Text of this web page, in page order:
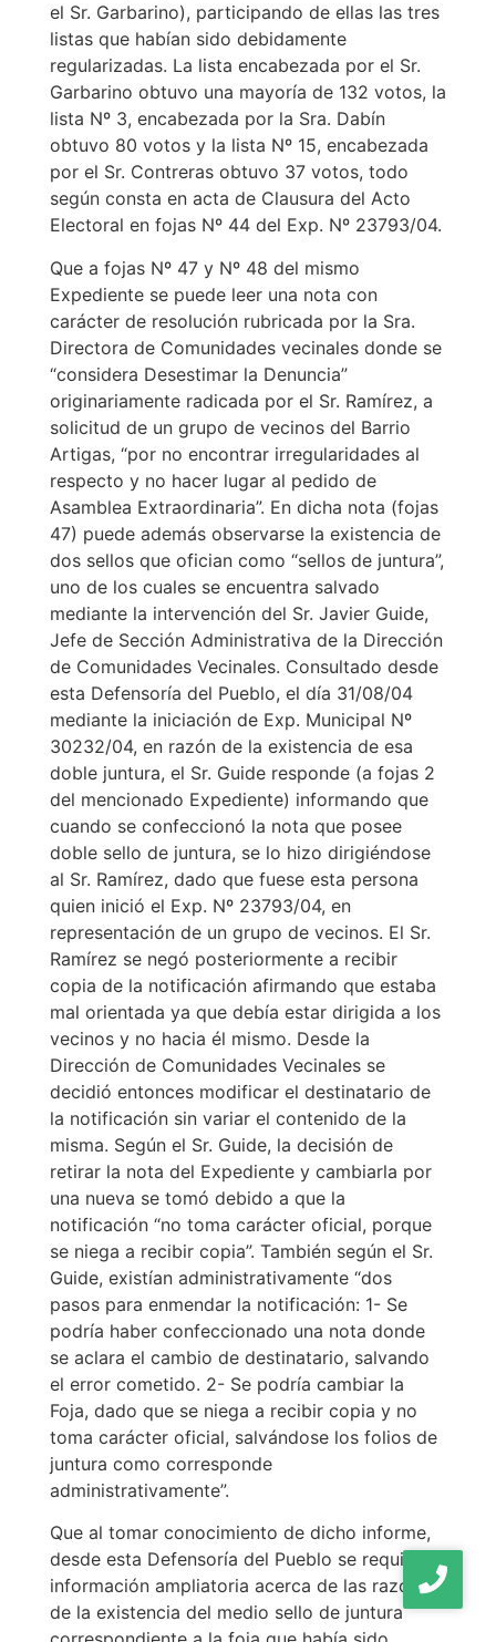
el Sr. Garbarino), participando de ellas las tres
listas que habían sido debidamente
regularizadas. La lista encabezada por el Sr.
Garbarino obtuvo una mayoría de 132 votos, la
lista Nº 3, encabezada por la Sra. Dabín
obtuvo 80 votos y la lista Nº 15, encabezada
por el Sr. Contreras obtuvo 37 votos, todo
según consta en acta de Clausura del Acto
Electoral en fojas Nº 44 del Exp. Nº 23793/04.
Que a fojas Nº 47 y Nº 48 del mismo
Expediente se puede leer una nota con
carácter de resolución rubricada por la Sra.
Directora de Comunidades vecinales donde se
“considera Desestimar la Denuncia”
originariamente radicada por el Sr. Ramírez, a
solicitud de un grupo de vecinos del Barrio
Artigas, “por no encontrar irregularidades al
respecto y no hacer lugar al pedido de
Asamblea Extraordinaria”. En dicha nota (fojas
47) puede además observarse la existencia de
dos sellos que ofician como “sellos de juntura”,
uno de los cuales se encuentra salvado
mediante la intervención del Sr. Javier Guide,
Jefe de Sección Administrativa de la Dirección
de Comunidades Vecinales. Consultado desde
esta Defensoría del Pueblo, el día 31/08/04
mediante la iniciación de Exp. Municipal Nº
30232/04, en razón de la existencia de esa
doble juntura, el Sr. Guide responde (a fojas 2
del mencionado Expediente) informando que
cuando se confeccionó la nota que posee
doble sello de juntura, se lo hizo dirigiéndose
al Sr. Ramírez, dado que fuese esta persona
quien inició el Exp. Nº 23793/04, en
representación de un grupo de vecinos. El Sr.
Ramírez se negó posteriormente a recibir
copia de la notificación afirmando que estaba
mal orientada ya que debía estar dirigida a los
vecinos y no hacia él mismo. Desde la
Dirección de Comunidades Vecinales se
decidió entonces modificar el destinatario de
la notificación sin variar el contenido de la
misma. Según el Sr. Guide, la decisión de
retirar la nota del Expediente y cambiarla por
una nueva se tomó debido a que la
notificación “no toma carácter oficial, porque
se niega a recibir copia”. También según el Sr.
Guide, existían administrativamente “dos
pasos para enmendar la notificación: 1- Se
podría haber confeccionado una nota donde
se aclara el cambio de destinatario, salvando
el error cometido. 2- Se podría cambiar la
Foja, dado que se niega a recibir copia y no
toma carácter oficial, salvándose los folios de
juntura como corresponde
administrativamente”.
Que al tomar conocimiento de dicho informe,
desde esta Defensoría del Pueblo se requirió
información ampliatoria acerca de las razones
de la existencia del medio sello de juntura